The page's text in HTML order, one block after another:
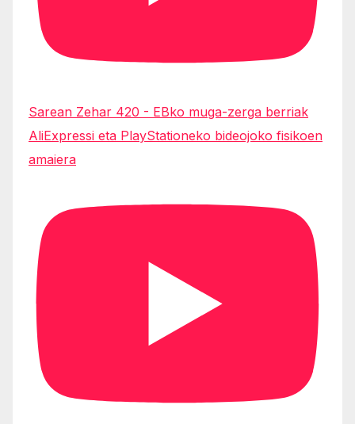
Sarean Zehar 420 - EBko muga-zerga berriak
AliExpressi eta PlayStationeko bideojoko fisikoen
amaiera